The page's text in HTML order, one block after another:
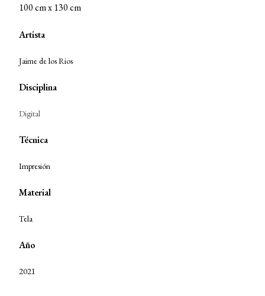
100 cm x 130 cm
Artista
Jaime de los Rios
Disciplina
Digital
Técnica
Impresión
Material
Tela
Año
2021